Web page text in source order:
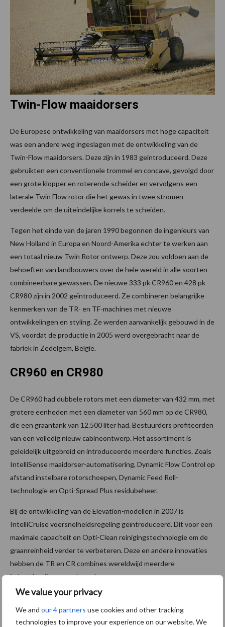
We value your privacy
We and our 4 partners use cookies and other tracking
technologies to improve your experience on our website. We
Twin-Flow maaidorsers
De Europese ontwikkeling van maaidorsers met hoge capaciteit
was een andere weg ingeslagen met de ontwikkeling van de
Twin-Flow maaidorsers. Deze zijn in 1983 geïntroduceerd. Deze
gebruikten een conventionele trommel en concave, gevolgd door
een grote klopper en roterende scheider en vervolgens een
laterale Twin Flow rotor die het gewas in twee stromen
verdeelde om de uiteindelijke korrels te scheiden.
Tegen het einde van de jaren 1990 begonnen de ingenieurs van
New Holland in Europa en Noord-Amerika echter te werken aan
een totaal nieuw Twin Rotor ontwerp. Deze zou voldoen aan de
behoeften van landbouwers over de hele wereld in alle soorten
combineerbare gewassen. De nieuwe 333 pk CR960 en 428 pk
CR980 zijn in 2002 geïntroduceerd. Ze combineren belangrijke
kenmerken van de TR- en TF-machines met nieuwe
ontwikkelingen en styling. Ze werden aanvankelijk gebouwd in de
VS, voordat de productie in 2005 werd overgebracht naar de
fabriek in Zedelgem, België.
CR960 en CR980
De CR960 had dubbele rotors met een diameter van 432 mm, met
grotere eenheden met een diameter van 560 mm op de CR980,
die een graantank van 12.500 liter had. Bestuurders profiteerden
van een volledig nieuw cabineontwerp. Het assortiment is
geleidelijk uitgebreid en introduceerde meerdere functies. Zoals
IntelliSense maaidorser-automatisering, Dynamic Flow Control op
afstand instelbare rotorschoepen, Dynamic Feed Roll-
technologie en Opti-Spread Plus residubeheer.
Bij de ontwikkeling van de Elevation-modellen in 2007 is
IntelliCruise voersnelheidsregeling geïntroduceerd. Dit voor een
maximale capaciteit en Opti-Clean reinigingstechnologie om de
graanreinheid verder te verbeteren. Deze en andere innovaties
hebben de TR en CR combines wereldwijd meerdere
industrieprijzen opgeleverd.